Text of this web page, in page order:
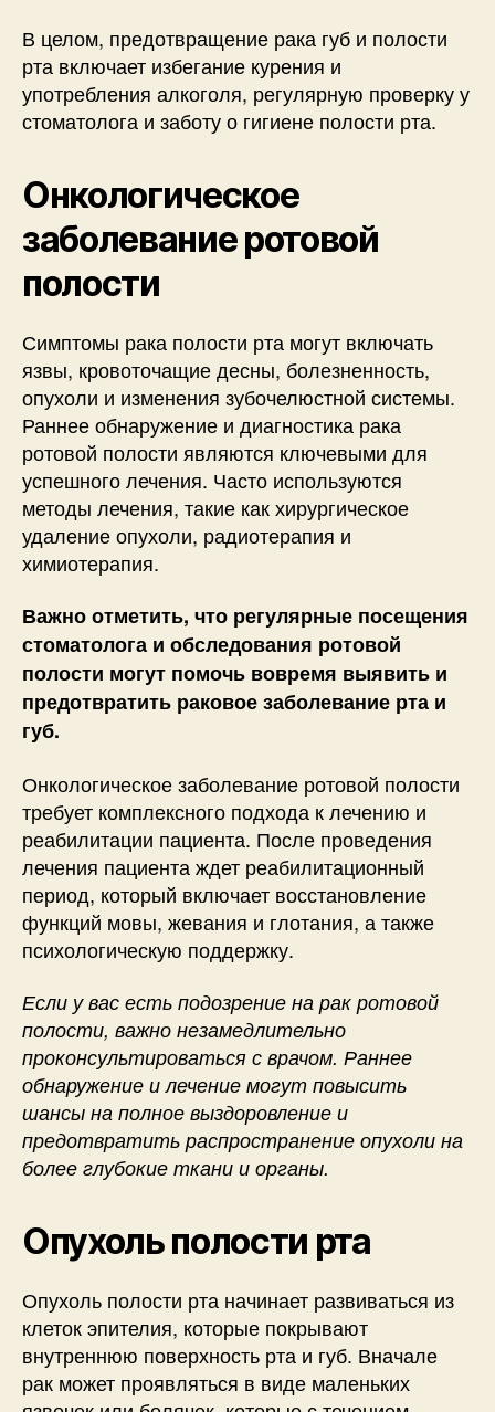
В целом, предотвращение рака губ и полости
рта включает избегание курения и
употребления алкоголя, регулярную проверку у
стоматолога и заботу о гигиене полости рта.
Онкологическое
заболевание ротовой
полости
Симптомы рака полости рта могут включать
язвы, кровоточащие десны, болезненность,
опухоли и изменения зубочелюстной системы.
Раннее обнаружение и диагностика рака
ротовой полости являются ключевыми для
успешного лечения. Часто используются
методы лечения, такие как хирургическое
удаление опухоли, радиотерапия и
химиотерапия.
Важно отметить, что регулярные посещения
стоматолога и обследования ротовой
полости могут помочь вовремя выявить и
предотвратить раковое заболевание рта и
губ.
Онкологическое заболевание ротовой полости
требует комплексного подхода к лечению и
реабилитации пациента. После проведения
лечения пациента ждет реабилитационный
период, который включает восстановление
функций мовы, жевания и глотания, а также
психологическую поддержку.
Если у вас есть подозрение на рак ротовой
полости, важно незамедлительно
проконсультироваться с врачом. Раннее
обнаружение и лечение могут повысить
шансы на полное выздоровление и
предотвратить распространение опухоли на
более глубокие ткани и органы.
Опухоль полости рта
Опухоль полости рта начинает развиваться из
клеток эпителия, которые покрывают
внутреннюю поверхность рта и губ. Вначале
рак может проявляться в виде маленьких